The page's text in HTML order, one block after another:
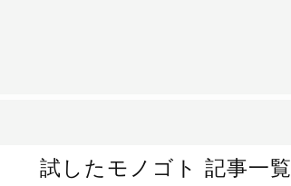
試したモノゴト 記事一覧